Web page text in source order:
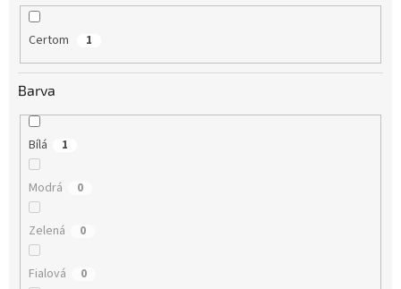
Certom 1
Barva
Bílá 1
Modrá 0
Zelená 0
Fialová 0